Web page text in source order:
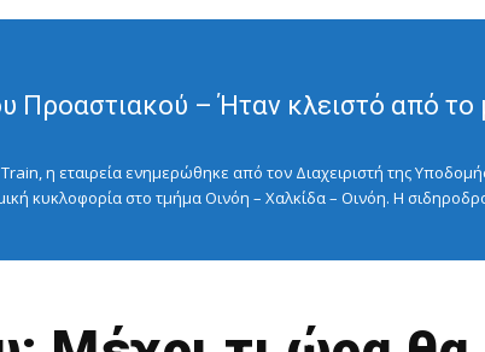
Προαστιακού – Ήταν κλειστό από
η εταιρεία ενημερώθηκε από τον Διαχειριστή της
κυκλοφορία στο τμήμα Οινόη – Χαλκίδα – Οινόη. Η